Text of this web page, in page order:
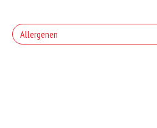
Allergenen